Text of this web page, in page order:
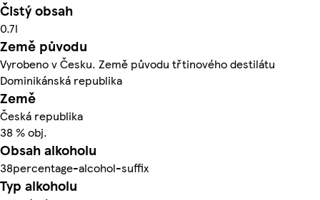
Čistý obsah
0.7l
Země původu
Vyrobeno v Česku. Země původu třtinového destilátu
Dominikánská republika
Země
Česká republika
38 % obj.
Obsah alkoholu
38percentage-alcohol-suffix
Typ alkoholu